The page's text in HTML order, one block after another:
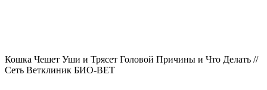
Кошка Чешет Уши и Трясет Головой Причины и Что Делать //
Сеть Ветклиник БИО-ВЕТ